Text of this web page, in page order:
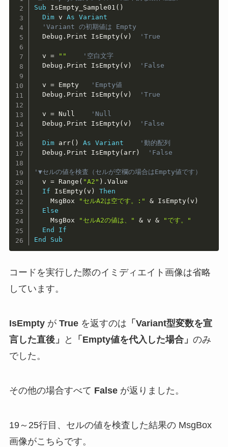
Sub IsEmpty_Sample01 ( )
Dim v As
Variant
'Variant の初期値は Empty
  Debug
. Print IsEmpty(v ) 'True
  v
= ""
'空白文字
  Debug
. Print IsEmpty(v ) 'False
  v
= Empty
'Empty値
  Debug
. Print IsEmpty(v ) 'True
  v
= Null
'Null
  Debug
. Print IsEmpty(v ) 'False
Dim arr( ) As Variant
'動的配列
  Debug
. Print IsEmpty( arr ) 'False
'▼セルの値を検査（セルが空欄の場合はEmpty値です）
  v
= Range ( "A2" ) .Value
If IsEmpty(v )
Then
    MsgBox
"セルA2は空です。:" & IsEmpty(v )
Else
    MsgBox
"セルA2の値は、" & v &
"です。"
End
If
End
Sub
コードを実行した際のイミディエイト画像は省略
しています。
IsEmptyが Trueを返すのは 「Variant型変数を宣
言した直後」
と 「Empty値を代入した場合」 のみ
でした。
その他の場合すべて Falseが返りました。
19～25行目、セルの値を検査した結果の MsgBox
画像がこちらです。